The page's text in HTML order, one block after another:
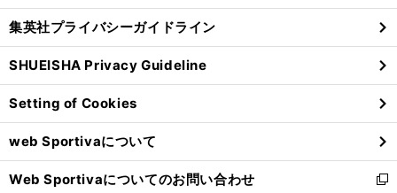
る
し
い
ウ
ィ
ン
ド
ウ
で
開
く
集英社プライバシーガイドライン
SHUEISHA Privacy Guideline
Setting of Cookies
web Sportivaについて
Web Sportivaについてのお問い合わせ
新